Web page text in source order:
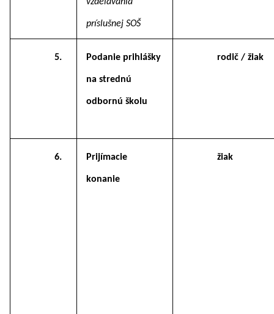
príslušnej SOŠ
5. Podanie prihlášky
na strednú
odbornú školu
rodič / žiak
6. Prijímacie
konanie
žiak